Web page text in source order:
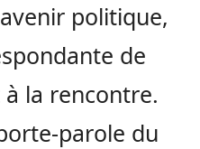
politique,
de
la rencontre.
parole du